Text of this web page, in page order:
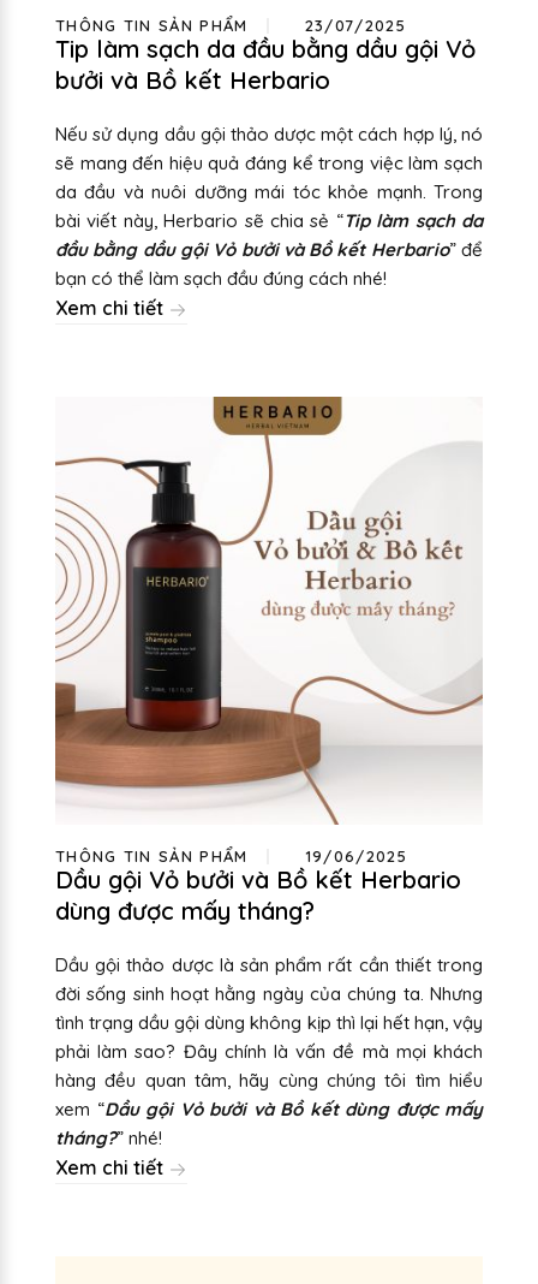
THÔNG TIN SẢN PHẨM 23/07/2025
Tip làm sạch da đầu bằng dầu gội Vỏ
bưởi và Bồ kết Herbario
Nếu sử dụng dầu gội thảo dược một cách hợp lý, nó
sẽ mang đến hiệu quả đáng kể trong việc làm sạch
da đầu và nuôi dưỡng mái tóc khỏe mạnh. Trong
bài viết này, Herbario sẽ chia sẻ “Tip làm sạch da
đầu bằng dầu gội Vỏ bưởi và Bồ kết Herbario” để
bạn có thể làm sạch đầu đúng cách nhé!
Xem chi tiết
THÔNG TIN SẢN PHẨM 19/06/2025
Dầu gội Vỏ bưởi và Bồ kết Herbario
dùng được mấy tháng?
Dầu gội thảo dược là sản phẩm rất cần thiết trong
đời sống sinh hoạt hằng ngày của chúng ta. Nhưng
tình trạng dầu gội dùng không kịp thì lại hết hạn, vậy
phải làm sao? Đây chính là vấn đề mà mọi khách
hàng đều quan tâm, hãy cùng chúng tôi tìm hiểu
xem “Dầu gội Vỏ bưởi và Bồ kết dùng được mấy
tháng?” nhé!
Xem chi tiết